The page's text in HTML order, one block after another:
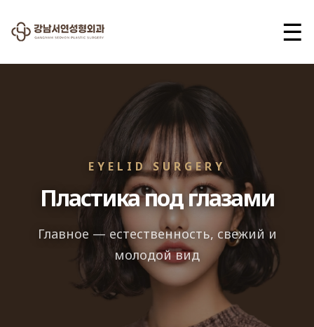
☰
EYELID SURGERY
Пластика под глазами
Главное — естественность, свежий и
молодой вид